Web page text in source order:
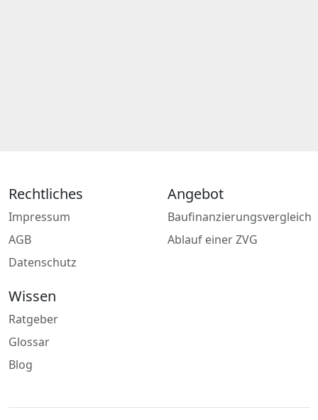
Rechtliches
Impressum
AGB
Datenschutz
Angebot
Baufinanzierungsvergleich
Ablauf einer ZVG
Wissen
Ratgeber
Glossar
Blog